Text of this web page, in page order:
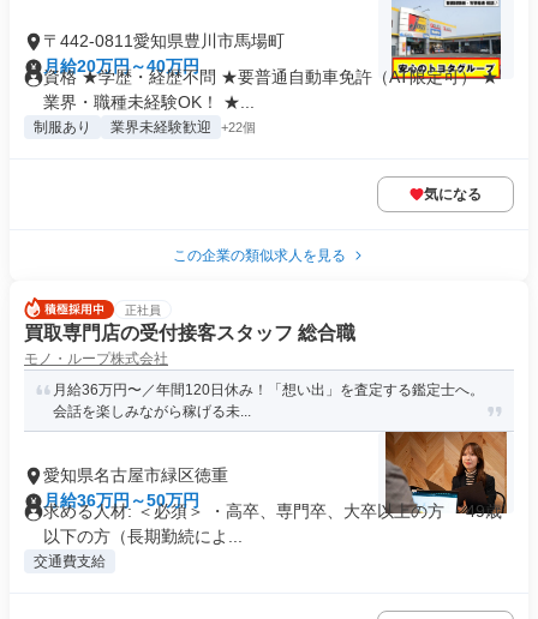
〒442-0811愛知県豊川市馬場町
月給20万円～40万円
資格 ★学歴・経歴不問 ★要普通自動車免許（AT限定可） ★
業界・職種未経験OK！ ★...
制服あり 業界未経験歓迎 +22個
気になる
この企業の類似求人を見る
正社員
買取専門店の受付接客スタッフ 総合職
モノ・ループ株式会社
月給36万円〜／年間120日休み！「想い出」を査定する鑑定士へ。
会話を楽しみながら稼げる未...
愛知県名古屋市緑区徳重
月給36万円～50万円
求める人材: ＜必須＞ ・高卒、専門卒、大卒以上の方 ・49歳
以下の方（長期勤続によ...
交通費支給